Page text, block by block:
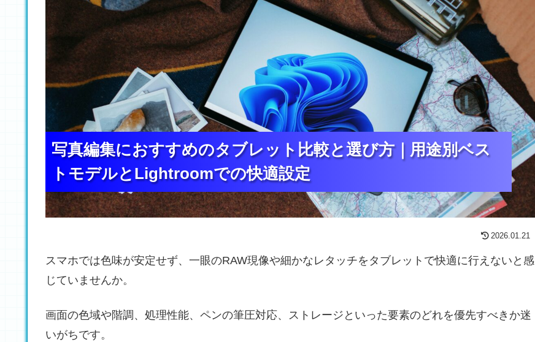
写真編集におすすめのタブレット比較と選び方｜用途別ベス
トモデルとLightroomでの快適設定
写真編集におすすめのタブレット比較と選び方｜用途別ベス
トモデルとLightroomでの快適設定
写真編集におすすめのタブレット比較と選び方｜用途別ベス
トモデルとLightroomでの快適設定
2026.01.21
スマホでは色味が安定せず、一眼のRAW現像や細かなレタッチをタブレットで快適に行えないと感
じていませんか。
画面の色域や階調、処理性能、ペンの筆圧対応、ストレージといった要素のどれを優先すべきか迷
いがちです。